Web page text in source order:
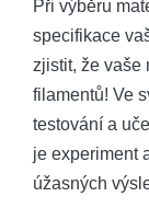
Při výběru
specifikace
zjistit, že vaše
filamentů! Ve
testování a
je experiment
úžasných